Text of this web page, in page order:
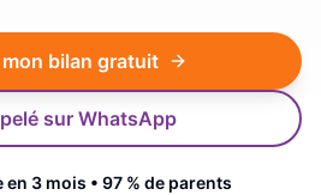
mon bilan gratuit
sur WhatsApp
3 mois • 97 % de parents